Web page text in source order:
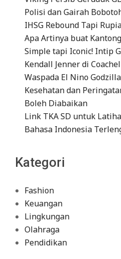
Polisi dan Gairah
IHSG Rebound Tapi
Apa Artinya buat
Simple tapi Iconic! Intip
Kendall Jenner di
Waspada El Nino
Kesehatan dan
Boleh Diabaikan
Link TKA SD untuk
Bahasa Indonesia
Kategori
Fashion
Keuangan
Lingkungan
Olahraga
Pendidikan